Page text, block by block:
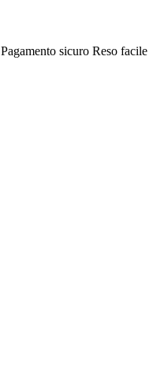
Pagamento sicuro Reso facile